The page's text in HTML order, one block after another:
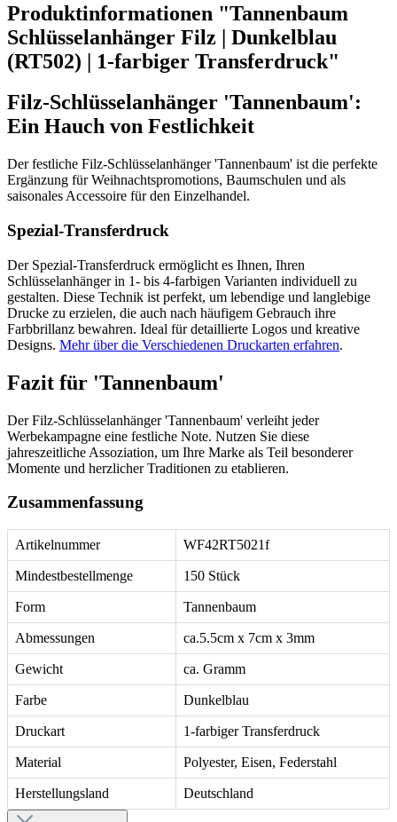
Produktinformationen "Tannenbaum
Schlüsselanhänger Filz | Dunkelblau
(RT502) | 1-farbiger Transferdruck"
Filz-Schlüsselanhänger 'Tannenbaum':
Ein Hauch von Festlichkeit
Der festliche Filz-Schlüsselanhänger 'Tannenbaum' ist die perfekte
Ergänzung für Weihnachtspromotions, Baumschulen und als
saisonales Accessoire für den Einzelhandel.
Spezial-Transferdruck
Der Spezial-Transferdruck ermöglicht es Ihnen, Ihren
Schlüsselanhänger in 1- bis 4-farbigen Varianten individuell zu
gestalten. Diese Technik ist perfekt, um lebendige und langlebige
Drucke zu erzielen, die auch nach häufigem Gebrauch ihre
Farbbrillanz bewahren. Ideal für detaillierte Logos und kreative
Designs. Mehr über die Verschiedenen Druckarten erfahren.
Fazit für 'Tannenbaum'
Der Filz-Schlüsselanhänger 'Tannenbaum' verleiht jeder
Werbekampagne eine festliche Note. Nutzen Sie diese
jahreszeitliche Assoziation, um Ihre Marke als Teil besonderer
Momente und herzlicher Traditionen zu etablieren.
Zusammenfassung
Artikelnummer WF42RT5021f
Mindestbestellmenge 150 Stück
Form Tannenbaum
Abmessungen ca.5.5cm x 7cm x 3mm
Gewicht ca. Gramm
Farbe Dunkelblau
Druckart 1-farbiger Transferdruck
Material Polyester, Eisen, Federstahl
Herstellungsland Deutschland